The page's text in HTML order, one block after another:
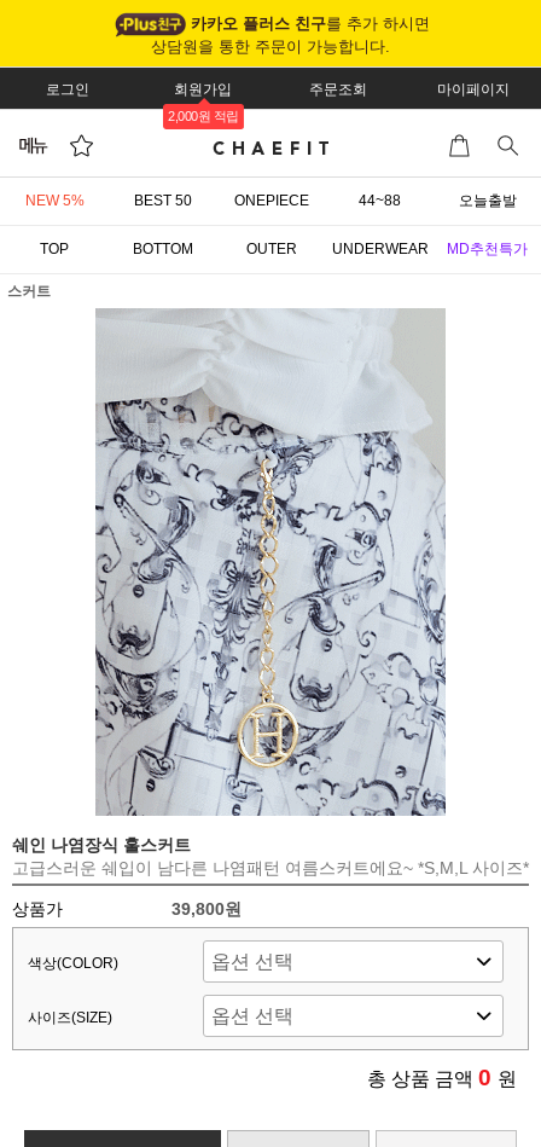
카카오 플러스 친구를 추가 하시면
상담원을 통한 주문이 가능합니다.
로그인 회원가입
2,000원 적립
주문조회 마이페이지
NEW 5% BEST 50 ONEPIECE 44~88 오늘출발
TOP BOTTOM OUTER UNDERWEAR MD추천특가
스커트
쉐인 나염장식 훌스커트
고급스러운 쉐입이 남다른 나염패턴 여름스커트에요~ *S,M,L 사이즈*
상품가 39,800원
색상(COLOR)
사이즈(SIZE)
총 상품 금액 0 원